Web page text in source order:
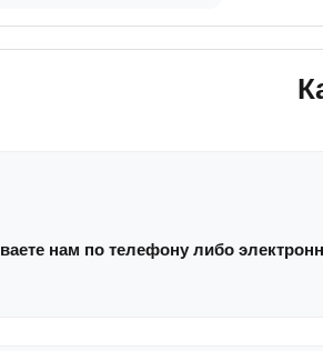
нам по телефону либо